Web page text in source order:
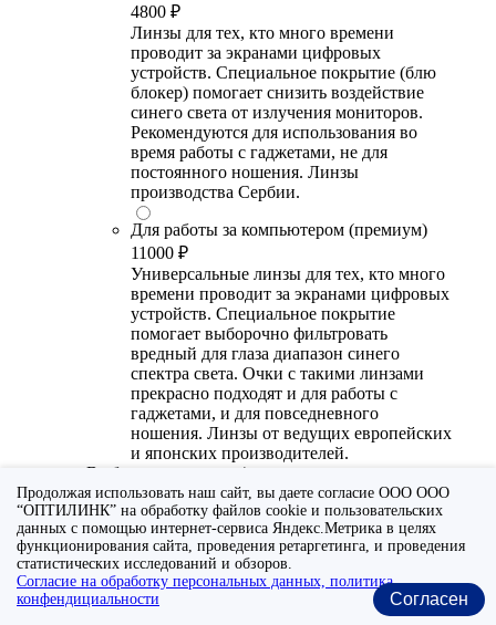
4800 ₽
Линзы для тех, кто много времени
проводит за экранами цифровых
устройств. Специальное покрытие (блю
блокер) помогает снизить воздействие
синего света от излучения мониторов.
Рекомендуются для использования во
время работы с гаджетами, не для
постоянного ношения. Линзы
производства Сербии.
Для работы за компьютером (премиум)
11000 ₽
Универсальные линзы для тех, кто много
времени проводит за экранами цифровых
устройств. Специальное покрытие
помогает выборочно фильтровать
вредный для глаза диапазон синего
спектра света. Очки с такими линзами
прекрасно подходят и для работы с
гаджетами, и для повседневного
ношения. Линзы от ведущих европейских
и японских производителей.
Выберите покрытие/назначение
Для работы за компьютером (стандарт)
6700 ₽
Утонченные линзы для тех, кто много
времени проводит за экранами цифровых
устройств. Специальное покрытие (блю
блокер) помогает снизить воздействие
Продолжая использовать наш сайт, вы даете согласие ООО ООО
“ОПТИЛИНК” на обработку файлов cookie и пользовательских
данных с помощью интернет-сервиса Яндекс.Метрика в целях
функционирования сайта, проведения ретаргетинга, и проведения
статистических исследований и обзоров.
Согласие на обработку персональных данных, политика
конфендициальности
Согласен